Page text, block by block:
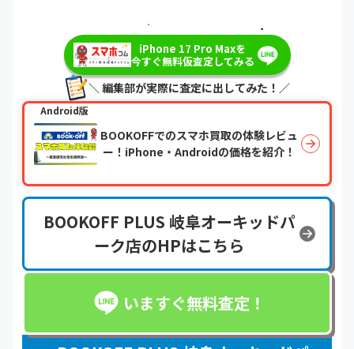
＼最短即日・現金で振り込み！／
iPhone 17 Pro Maxを
今すぐ無料仮査定してみる
＼ 編集部が実際に査定に出してみた！／
Android版
BOOKOFFでのスマホ買取の体験レビュ
ー！iPhone・Androidの価格を紹介！
BOOKOFF PLUS 岐阜オーキッドパ
ーク店のHPはこちら
いますぐ無料査定！